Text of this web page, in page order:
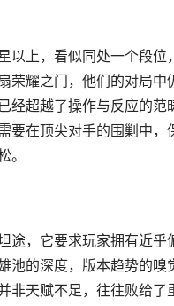
以上，看似同处一个段
荣耀之门，他们的对局
经超越了操作与反应的
要在顶尖对手的围剿中
。
途，它要求玩家拥有近乎
池的深度，版本趋势的
非天赋不足，往往败给